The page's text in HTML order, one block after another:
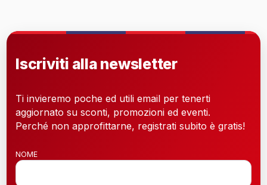
Iscriviti alla newsletter
Ti invieremo poche ed utili email per tenerti
aggiornato su sconti, promozioni ed eventi.
Perché non approfittarne, registrati subito è gratis!
NOME